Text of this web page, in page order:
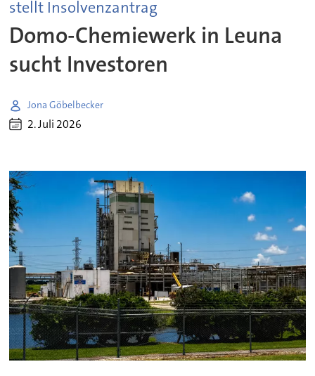
stellt Insolvenzantrag
Domo-Chemiewerk in Leuna
sucht Investoren
Jona Göbelbecker
2. Juli 2026